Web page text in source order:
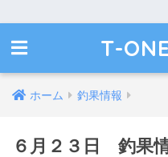
T-
ホーム 釣果情報
６月２３日 釣果